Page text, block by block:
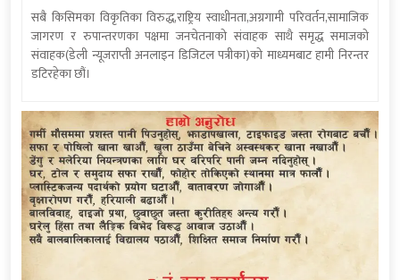
सबै किसिमका विकृतिका विरुद्ध,राष्ट्रिय स्वाधीनता,अग्रगामी परिवर्तन,सामाजिक
जागरण र रुपान्तरणका पक्षमा जनचेतनाको संवाहक साथै समृद्ध समाजको
संवाहक(डेली न्यूजराप्ती अनलाइन डिजिटल पत्रीका)को माध्यमबाट हामी निरन्तर
डटिरहेका छौं।